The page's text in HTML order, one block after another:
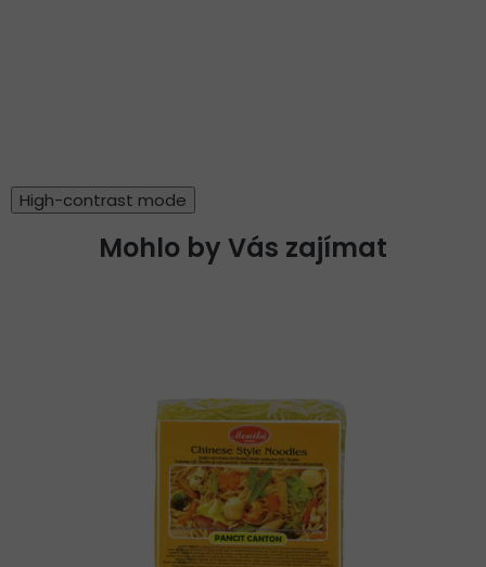
High-contrast mode
Mohlo by Vás zajímat